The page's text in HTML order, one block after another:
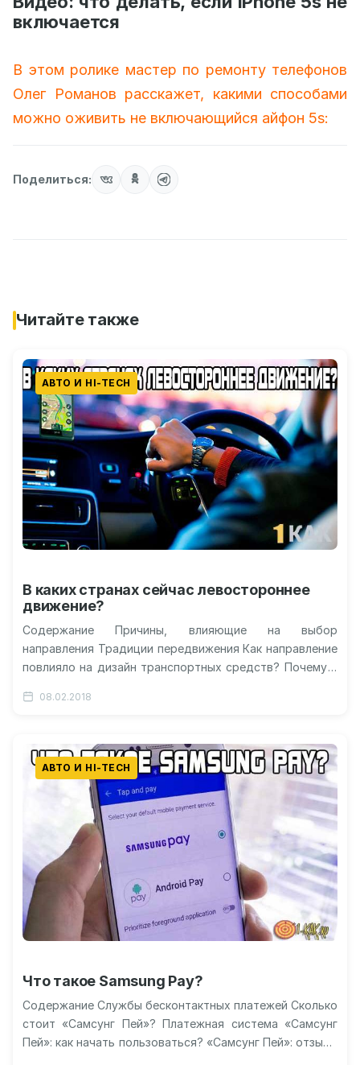
включается
В этом ролике мастер по ремонту телефонов
Олег Романов расскажет, какими способами
можно оживить не включающийся айфон 5s:
Поделиться:
Читайте также
АВТО И HI-TECH
В каких странах сейчас левостороннее
движение?
Содержание Причины, влияющие на выбор
направления Традиции передвижения Как направление
повлияло на дизайн транспортных средств? Почему в
России правостороннее…
08.02.2018
АВТО И HI-TECH
Что такое Samsung Pay?
Содержание Службы бесконтактных платежей Сколько
стоит «Самсунг Пей»? Платежная система «Самсунг
Пей»: как начать пользоваться? «Самсунг Пей»: отзывы